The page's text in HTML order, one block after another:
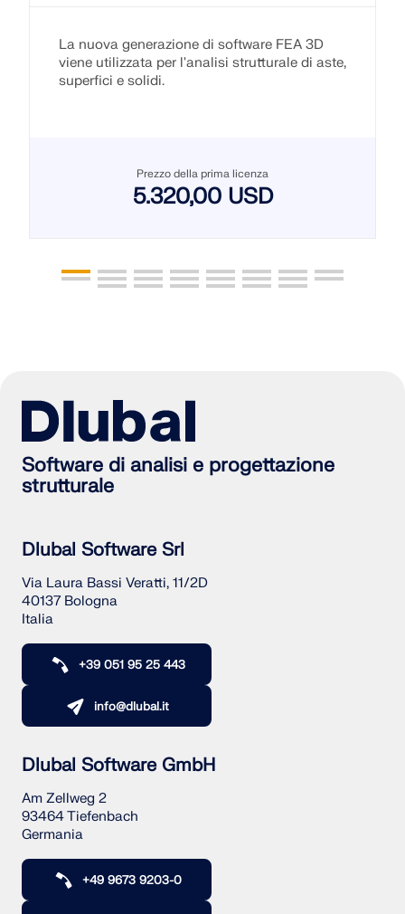
La nuova generazione di software FEA 3D
viene utilizzata per l'analisi strutturale di aste,
superfici e solidi.
Prezzo della prima licenza
5.320,00 USD
Software di analisi e progettazione
strutturale
Dlubal Software Srl
Via Laura Bassi Veratti, 11/2D
40137 Bologna
Italia
+39 051 95 25 443
info@dlubal.it
Dlubal Software GmbH
Am Zellweg 2
93464 Tiefenbach
Germania
+49 9673 9203-0